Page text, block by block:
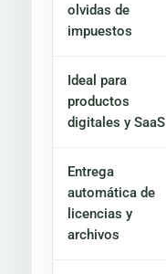
olvidas de
impuestos
Ideal para
productos
digitales y SaaS
Entrega
automática de
licencias y
archivos